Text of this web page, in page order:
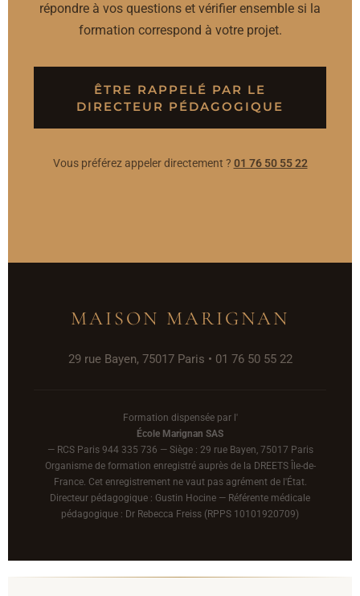
répondre à vos questions et vérifier ensemble si la
formation correspond à votre projet.
ÊTRE RAPPELÉ PAR LE
DIRECTEUR PÉDAGOGIQUE
Vous préférez appeler directement ? 01 76 50 55 22
MAISON MARIGNAN
29 rue Bayen, 75017 Paris • 01 76 50 55 22
Formation dispensée par l'
École Marignan SAS
— RCS Paris 944 335 736 — Siège : 29 rue Bayen, 75017 Paris
Organisme de formation enregistré auprès de la DREETS Île-de-
France. Cet enregistrement ne vaut pas agrément de l'État.
Directeur pédagogique : Gustin Hocine — Référente médicale
pédagogique : Dr Rebecca Freiss (RPPS 10101920709)